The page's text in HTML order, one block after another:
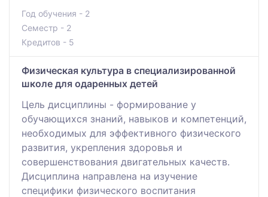
Год обучения - 2
Семестр - 2
Кредитов - 5
Физическая культура в специализированной
школе для одаренных детей
Цель дисциплины - формирование у
обучающихся знаний, навыков и компетенций,
необходимых для эффективного физического
развития, укрепления здоровья и
совершенствования двигательных качеств.
Дисциплина направлена на изучение
специфики физического воспитания